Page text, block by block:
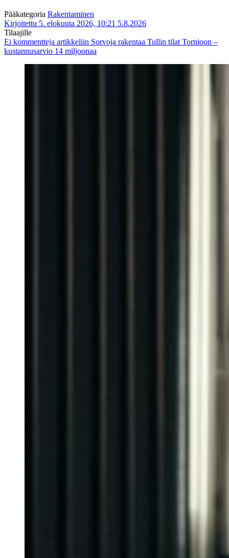
Pääkategoria Rakentaminen
Kirjoitettu 5. elokuuta 2026, 10:21 5.8.2026
Tilaajille
Ei kommentteja artikkeliin Sorvoja rakentaa Tullin tilat Tornioon –
kustannusarvio 14 miljoonaa